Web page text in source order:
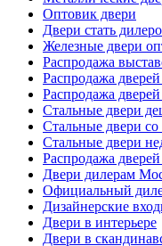
Оптовик двери
Двери стать
Железные двери
Распродажа
Распродажа
Распродажа
Стальные двери
Стальные двери со
Стальные двери
Распродажа
Двери дилерам
Официальный
Дизайнерские
Двери в интерьере
Двери в